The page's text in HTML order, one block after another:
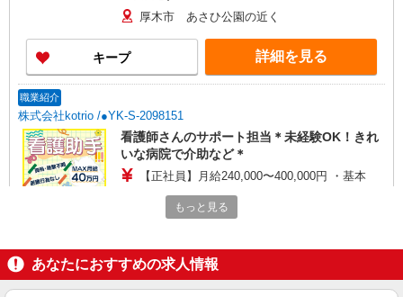
厚木市 あさひ公園の近く
キープ 詳細を見る
職業紹介
株式会社kotrio /●YK-S-2098151
看護師さんのサポート担当＊未経験OK！きれ
いな病院で介助など＊
【正社員】月給240,000〜400,000円 ・基本
給：200,000円〜220,000円 ・資格手当：10,000〜
30,000円 ・役職手当：10,000〜70,000円 ・処遇改
間） ※固定残業時間を超過する場合には超過勤務
手当として別途支給 ・夜勤手当：10,000円/1回
（上記給与とは別に支給） 下記資格をお持ちの方
神奈川県厚木市
キープ 詳細を見る
もっと見る
あなたにおすすめの求人情報